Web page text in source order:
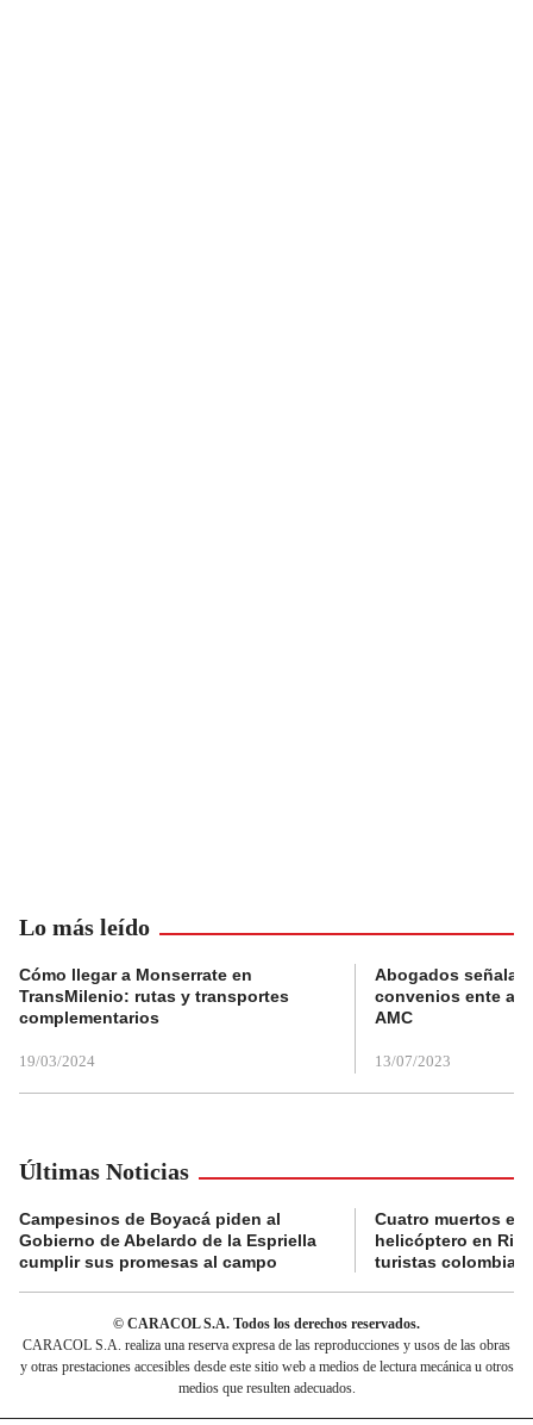
Lo más leído
Cómo llegar a Monserrate en
TransMilenio: rutas y transportes
complementarios
19/03/2024
Abogados
convenios ente
AMC
13/07/2023
Últimas Noticias
Campesinos de Boyacá piden al
Gobierno de Abelardo de la Espriella
cumplir sus promesas al campo
Cuatro muertos en
helicóptero en
turistas
© CARACOL S.A. Todos los derechos reservados.
CARACOL S.A. realiza una reserva expresa de las reproducciones y usos de las obras
y otras prestaciones accesibles desde este sitio web a medios de lectura mecánica u otros
medios que resulten adecuados.